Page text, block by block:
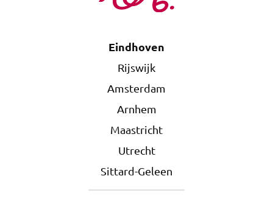
Eindhoven
Rijswijk
Amsterdam
Arnhem
Maastricht
Utrecht
Sittard-Geleen